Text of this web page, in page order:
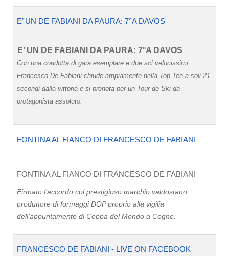
E’ UN DE FABIANI DA PAURA: 7°A DAVOS
E’ UN DE FABIANI DA PAURA: 7°A DAVOS
Con una condotta di gara esemplare e due sci velocissimi,
Francesco De Fabiani chiude ampiamente nella Top Ten a soli 21
secondi dalla vittoria e si prenota per un Tour de Ski da
protagonista assoluto.
FONTINA AL FIANCO DI FRANCESCO DE FABIANI
FONTINA AL FIANCO DI FRANCESCO DE FABIANI
Firmato l’accordo col prestigioso marchio valdostano
produttore di formaggi DOP proprio alla vigilia
dell’appuntamento di Coppa del Mondo a Cogne.
FRANCESCO DE FABIANI - LIVE ON FACEBOOK